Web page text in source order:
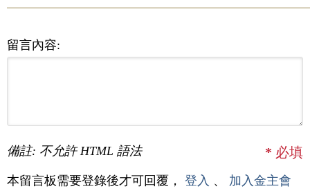
留言內容:
備註: 不允許 HTML 語法 * 必填
本留言板需要登錄後才可回覆， 登入 、 加入金主會